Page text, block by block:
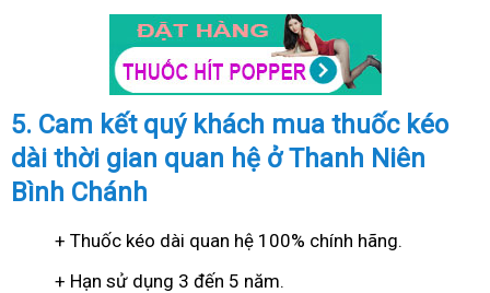
5. Cam kết quý khách mua thuốc kéo
dài thời gian quan hệ ở Thanh Niên
Bình Chánh
+ Thuốc kéo dài quan hệ 100% chính hãng.
+ Hạn sử dụng 3 đến 5 năm.